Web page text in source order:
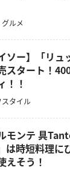
ルメ
ソー】「リ
スタート！
！！
スタイル
モンテ 具
は時短料理
えそう！